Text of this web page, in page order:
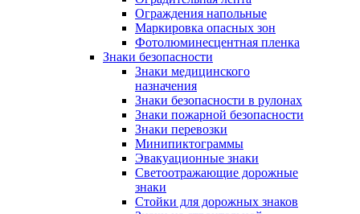
Ограждения напольные
Маркировка опасных зон
Фотолюминесцентная пленка
Знаки безопасности
Знаки медицинского
назначения
Знаки безопасности в рулонах
Знаки пожарной безопасности
Знаки перевозки
Минипиктограммы
Эвакуационные знаки
Светоотражающие дорожные
знаки
Стойки для дорожных знаков